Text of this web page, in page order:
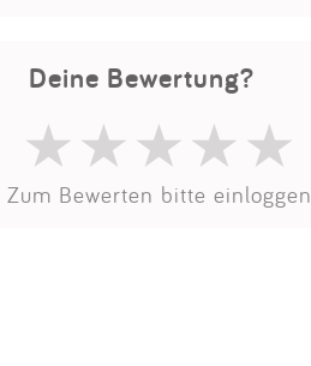
Deine Bewertung?
Zum Bewerten bitte einloggen